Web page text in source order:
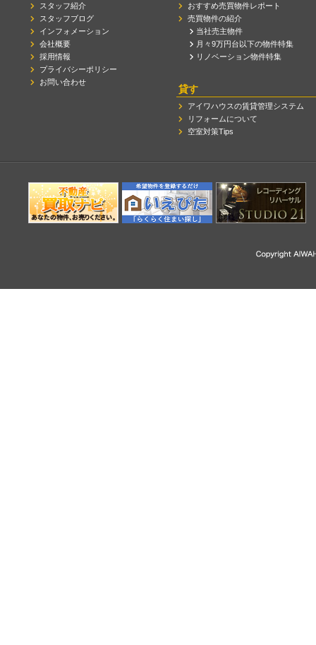
スタッフ紹介
スタッフブログ
インフォメーション
会社概要
採用情報
プライバシーポリシー
お問い合わせ
おすすめ売買物件レポート
売買物件の紹介
当社売主物件
月々9万円台以下の物件特集
リノベーション物件特集
貸す
アイワハウスの賃貸管理システム
リフォームについて
空室対策Tips